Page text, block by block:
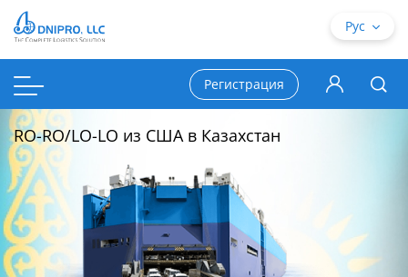
RO-RO/LO-LO из США в Казахстан
Рус
Регистрация